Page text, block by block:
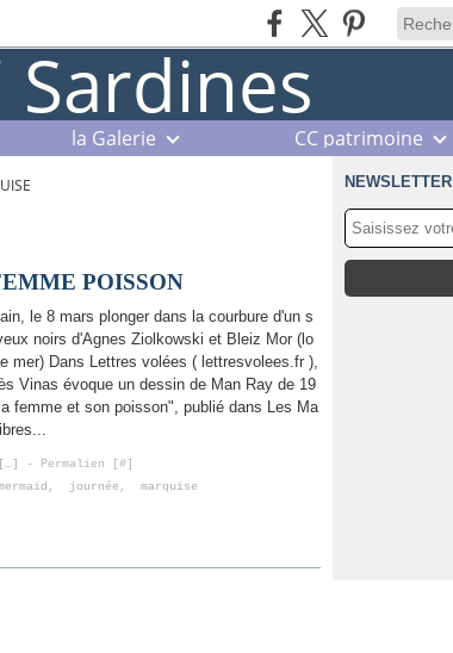
la Galerie CC patrimoine
POISSON
le 8 mars plonger dans la courbure d'un s
noirs d'Agnes Ziolkowski et Bleiz Mor (lo
mer) Dans Lettres volées ( lettresvolees.fr ),
Vinas évoque un dessin de Man Ray de 19
femme et son poisson", publié dans Les Ma
…] - Permalien [#]
, journée , marquise
NEWSLETTER